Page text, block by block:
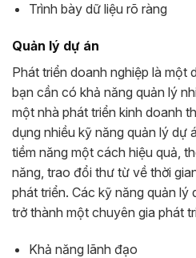
Trình bày dữ liệu rõ ràng
Quản lý dự án
Phát triển doanh nghiệp là một
bạn cần có khả năng quản lý
một nhà phát triển kinh doanh
dụng nhiều kỹ năng quản lý dự
tiềm năng một cách hiệu quả,
năng, trao đổi thư từ về thời
phát triển. Các kỹ năng quản
trở thành một chuyên gia phát
Khả năng lãnh đạo